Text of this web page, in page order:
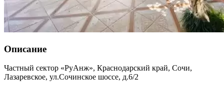
Описание
Частный сектор «РуАнж», Краснодарский край, Сочи,
Лазаревское, ул.Сочинское шоссе, д.6/2